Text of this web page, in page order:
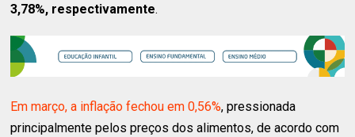
3,78%, respectivamente.
Em março, a inflação fechou em 0,56%, pressionada
principalmente pelos preços dos alimentos, de acordo com